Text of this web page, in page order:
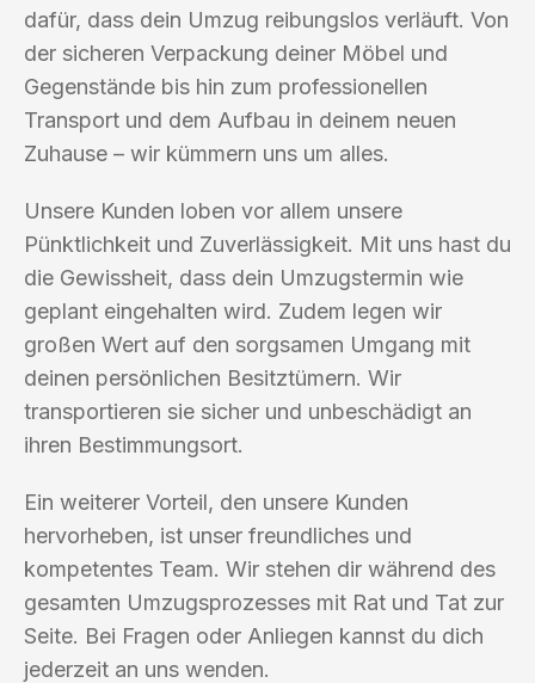
dafür, dass dein Umzug reibungslos verläuft. Von
der sicheren Verpackung deiner Möbel und
Gegenstände bis hin zum professionellen
Transport und dem Aufbau in deinem neuen
Zuhause – wir kümmern uns um alles.
Unsere Kunden loben vor allem unsere
Pünktlichkeit und Zuverlässigkeit. Mit uns hast du
die Gewissheit, dass dein Umzugstermin wie
geplant eingehalten wird. Zudem legen wir
großen Wert auf den sorgsamen Umgang mit
deinen persönlichen Besitztümern. Wir
transportieren sie sicher und unbeschädigt an
ihren Bestimmungsort.
Ein weiterer Vorteil, den unsere Kunden
hervorheben, ist unser freundliches und
kompetentes Team. Wir stehen dir während des
gesamten Umzugsprozesses mit Rat und Tat zur
Seite. Bei Fragen oder Anliegen kannst du dich
jederzeit an uns wenden.